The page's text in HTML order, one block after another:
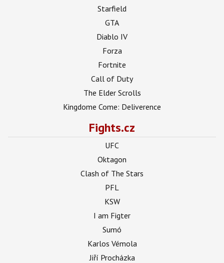
Starfield
GTA
Diablo IV
Forza
Fortnite
Call of Duty
The Elder Scrolls
Kingdome Come: Deliverence
Fights.cz
UFC
Oktagon
Clash of The Stars
PFL
KSW
I am Figter
Sumó
Karlos Vémola
Jiří Procházka